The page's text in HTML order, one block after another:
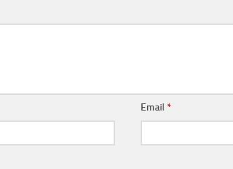
Email*